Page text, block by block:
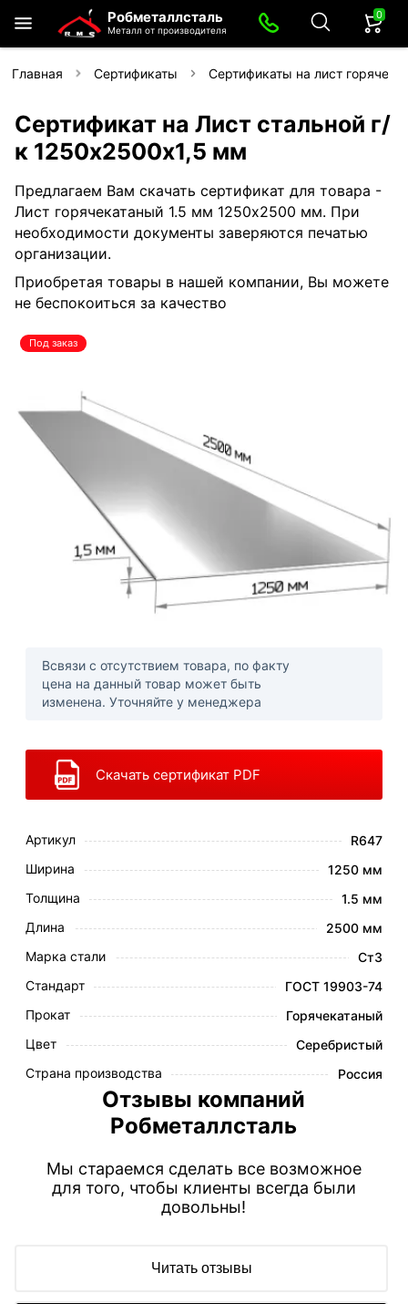
Робметаллсталь
Металл от производителя
0
Главная Сертификаты Сертификаты на лист
Сертификат на Лист стальной г/
к 1250х2500х1,5 мм
Предлагаем Вам скачать сертификат для товара -
Лист горячекатаный 1.5 мм 1250х2500 мм. При
необходимости документы заверяются печатью
организации.
Приобретая товары в нашей компании, Вы можете
не беспокоиться за качество
Под заказ
Всвязи с отсутствием товара, по факту
цена на данный товар может быть
изменена. Уточняйте у менеджера
Скачать сертификат PDF
Артикул
R647
Ширина
1250 мм
Толщина
1.5 мм
Длина
2500 мм
Марка стали
Ст3
Стандарт
ГОСТ 19903-74
Прокат
Горячекатаный
Цвет
Серебристый
Страна производства
Россия
Отзывы компаний
Робметаллсталь
Мы стараемся сделать все возможное
для того, чтобы клиенты всегда были
довольны!
Читать отзывы